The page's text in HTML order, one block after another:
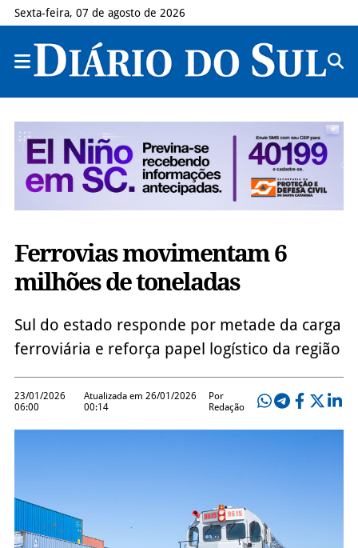
Sexta-feira, 07 de agosto de 2026
Ferrovias movimentam 6
milhões de toneladas
Sul do estado responde por metade da carga
ferroviária e reforça papel logístico da região
23/01/2026
06:00
Atualizada em 26/01/2026
00:14
Por
Redação